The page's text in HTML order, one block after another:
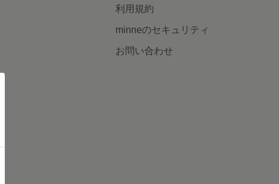
利用規約
minneのセキュリティ
お問い合わせ